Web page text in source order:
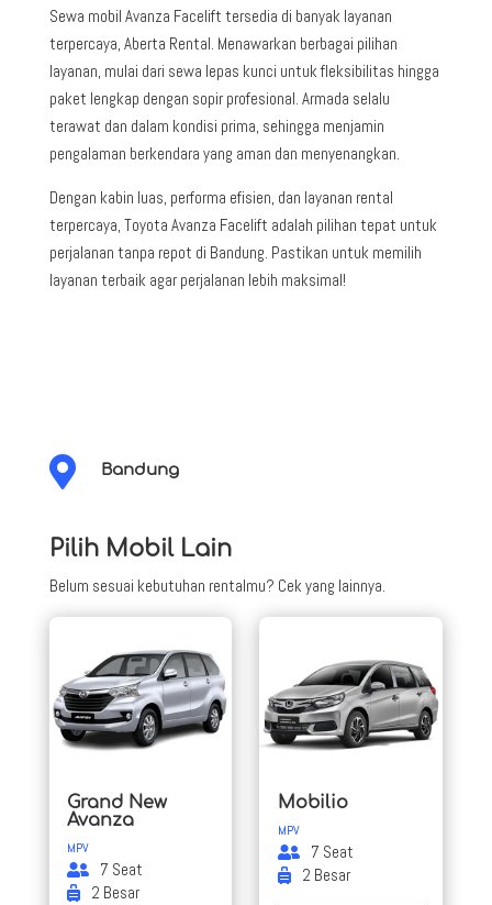
Sewa mobil Avanza Facelift tersedia di banyak layanan
terpercaya, Aberta Rental. Menawarkan berbagai pilihan
layanan, mulai dari sewa lepas kunci untuk fleksibilitas hingga
paket lengkap dengan sopir profesional. Armada selalu
terawat dan dalam kondisi prima, sehingga menjamin
pengalaman berkendara yang aman dan menyenangkan.
Dengan kabin luas, performa efisien, dan layanan rental
terpercaya, Toyota Avanza Facelift adalah pilihan tepat untuk
perjalanan tanpa repot di Bandung. Pastikan untuk memilih
layanan terbaik agar perjalanan lebih maksimal!
 Bandung
Pilih Mobil Lain
Belum sesuai kebutuhan rentalmu? Cek yang lainnya.
Grand New
Avanza
MPV
7 Seat
2 Besar
Mobilio
MPV
7 Seat
2 Besar